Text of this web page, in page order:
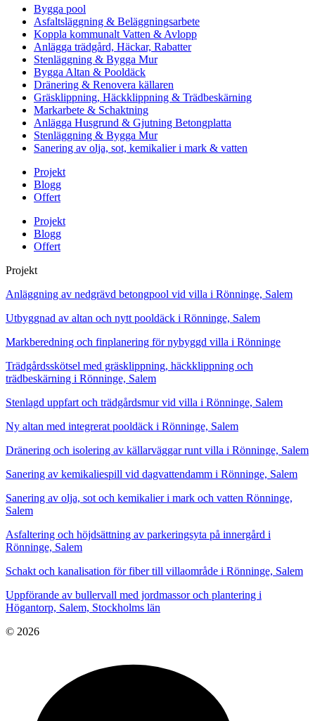
Bygga pool
Asfaltsläggning & Beläggningsarbete
Koppla kommunalt Vatten & Avlopp
Anlägga trädgård, Häckar, Rabatter
Stenläggning & Bygga Mur
Bygga Altan & Pooldäck
Dränering & Renovera källaren
Gräsklippning, Häckklippning & Trädbeskärning
Markarbete & Schaktning
Anlägga Husgrund & Gjutning Betongplatta
Stenläggning & Bygga Mur
Sanering av olja, sot, kemikalier i mark & vatten
Projekt
Blogg
Offert
Projekt
Blogg
Offert
Projekt
Anläggning av nedgrävd betongpool vid villa i Rönninge, Salem
Utbyggnad av altan och nytt pooldäck i Rönninge, Salem
Markberedning och finplanering för nybyggd villa i Rönninge
Trädgårdsskötsel med gräsklippning, häckklippning och
trädbeskärning i Rönninge, Salem
Stenlagd uppfart och trädgårdsmur vid villa i Rönninge, Salem
Ny altan med integrerat pooldäck i Rönninge, Salem
Dränering och isolering av källarväggar runt villa i Rönninge, Salem
Sanering av kemikaliespill vid dagvattendamm i Rönninge, Salem
Sanering av olja, sot och kemikalier i mark och vatten Rönninge,
Salem
Asfaltering och höjdsättning av parkeringsyta på innergård i
Rönninge, Salem
Schakt och kanalisation för fiber till villaområde i Rönninge, Salem
Uppförande av bullervall med jordmassor och plantering i
Högantorp, Salem, Stockholms län
© 2026